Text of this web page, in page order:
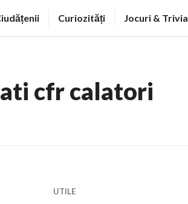
Curiozități Jocuri & Trivia
cfr calatori
UTILE